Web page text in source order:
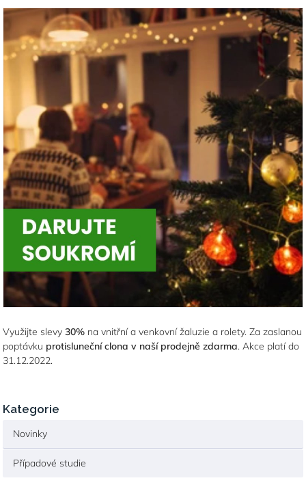
Využijte slevy30% na vnitřní a venkovní žaluzie a rolety. Za zaslanou
poptávku protisluneční clona v naší prodejně zdarma. Akce platí do
31.12.2022.
Kategorie
Novinky
Případové studie